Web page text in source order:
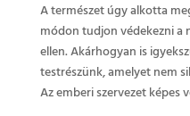
A természet úgy alkotta
módon tudjon védekezni a
ellen. Akárhogyan is
testrészünk, amelyet nem
Az emberi szervezet képes